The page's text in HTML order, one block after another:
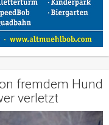
fremdem Hund
verletzt